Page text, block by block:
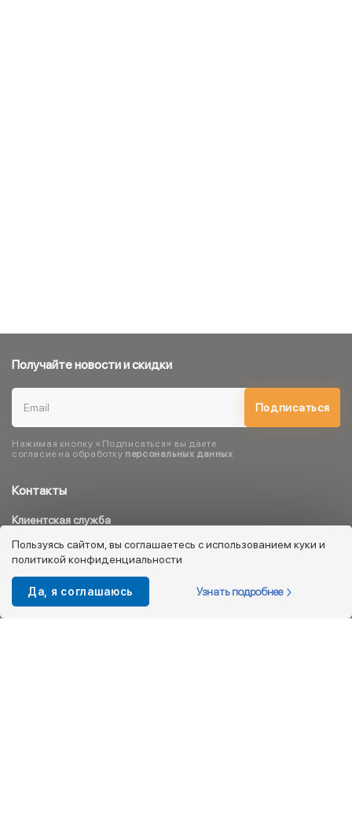
Контакты
Клиентская служба
8 800 333 08 45
info@kotofey.ru
Магазины в Москва (50)
Получайте новости и скидки
Подписаться
Нажимая кнопку «Подписаться» вы даете
согласие на обработку персональных данных
Пользуясь сайтом, вы соглашаетесь с использованием куки и
политикой конфиденциальности
Да, я соглашаюсь Узнать подробнее